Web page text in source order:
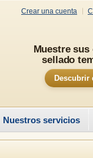
Crear una cuenta
Muestre sus
sellado
Descubrir
Nuestros servicios